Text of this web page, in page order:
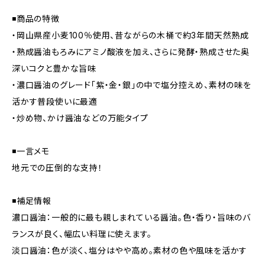
◾️商品の特徴
・岡山県産小麦100％使用、昔ながらの木桶で約3年間天然熟成
・熟成醤油もろみにアミノ酸液を加え、さらに発酵・熟成させた奥
深いコクと豊かな旨味
・濃口醤油のグレード「紫・金・銀」の中で塩分控えめ、素材の味を
活かす普段使いに最適
・炒め物、かけ醤油などの万能タイプ
◾️一言メモ
地元での圧倒的な支持！
◾️補足情報
濃口醤油：一般的に最も親しまれている醤油。色・香り・旨味のバ
ランスが良く、幅広い料理に使えます。
淡口醤油：色が淡く、塩分はやや高め。素材の色や風味を活かす